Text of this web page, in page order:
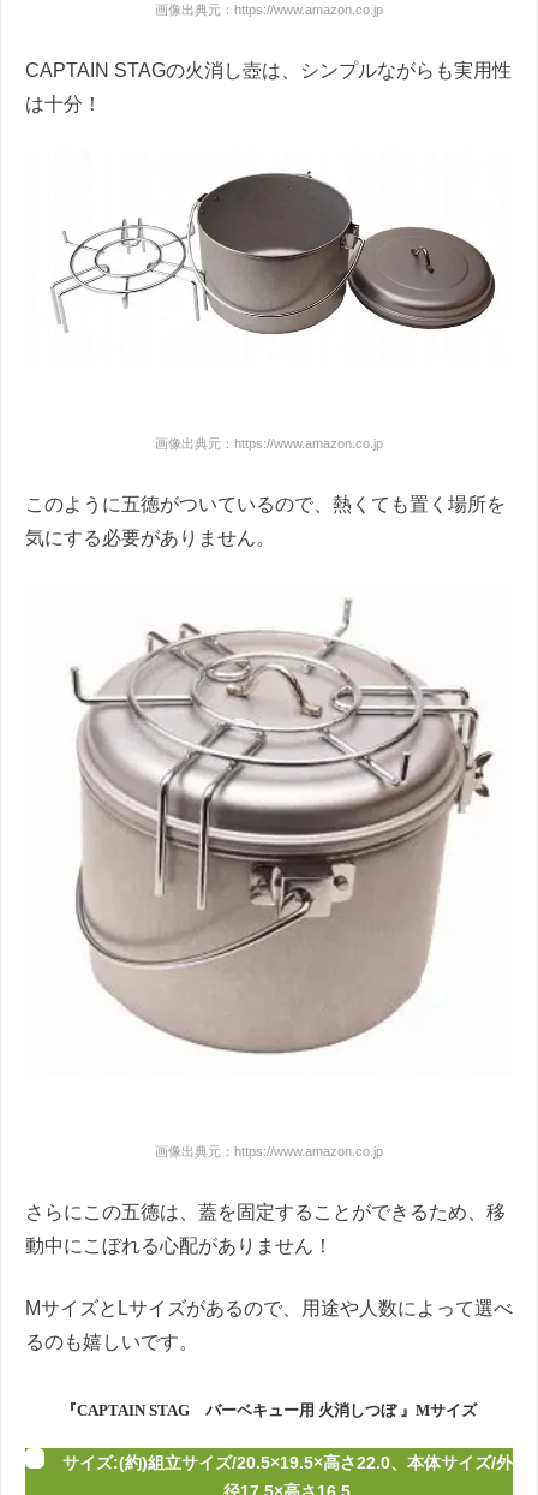
画像出典元：https://www.amazon.co.jp
CAPTAIN STAGの火消し壺は、シンプルながらも実用性
は十分！
画像出典元：https://www.amazon.co.jp
このように五徳がついているので、熱くても置く場所を
気にする必要がありません。
画像出典元：https://www.amazon.co.jp
さらにこの五徳は、蓋を固定することができるため、移
動中にこぼれる心配がありません！
MサイズとLサイズがあるので、用途や人数によって選べ
るのも嬉しいです。
『CAPTAIN STAG バーベキュー用 火消しつぼ 』Mサイズ
サイズ:(約)組立サイズ/20.5×19.5×高さ22.0、本体サイズ/外